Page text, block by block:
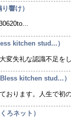
響け）
kitchen stud...）
変失礼な認識不足を
kitchen stud...）
おります。人生で初
ろネット）